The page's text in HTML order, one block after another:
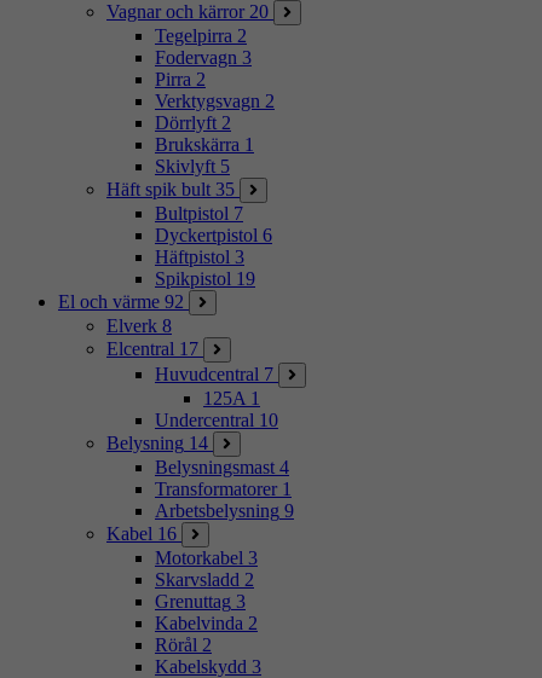
Vagnar och kärror 20
Tegelpirra 2
Fodervagn 3
Pirra 2
Verktygsvagn 2
Dörrlyft 2
Brukskärra 1
Skivlyft 5
Häft spik bult 35
Bultpistol 7
Dyckertpistol 6
Häftpistol 3
Spikpistol 19
El och värme 92
Elverk 8
Elcentral 17
Huvudcentral 7
125A 1
Undercentral 10
Belysning 14
Belysningsmast 4
Transformatorer 1
Arbetsbelysning 9
Kabel 16
Motorkabel 3
Skarvsladd 2
Grenuttag 3
Kabelvinda 2
Rörål 2
Kabelskydd 3